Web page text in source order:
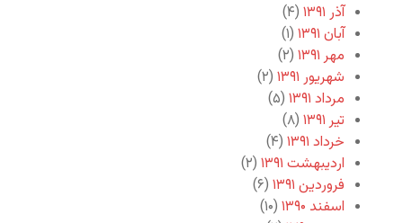
آذر ۱۳۹۱
(۴)
آبان ۱۳۹۱
(۱)
مهر ۱۳۹۱
(۲)
شهریور ۱۳۹۱
(۲)
مرداد ۱۳۹۱
(۵)
تیر ۱۳۹۱
(۸)
خرداد ۱۳۹۱
(۴)
اردیبهشت ۱۳۹۱
(۲)
فروردین ۱۳۹۱
(۶)
اسفند ۱۳۹۰
(۱۰)